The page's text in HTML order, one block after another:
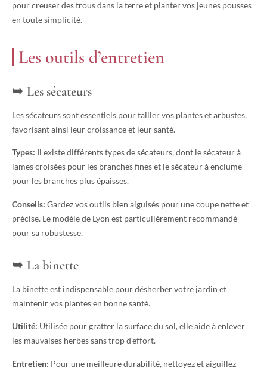
pour creuser des trous dans la terre et planter vos jeunes pousses
en toute simplicité.
Les outils d’entretien
Les sécateurs
Les sécateurs sont essentiels pour tailler vos plantes et arbustes,
favorisant ainsi leur croissance et leur santé.
Types: Il existe différents types de sécateurs, dont le sécateur à
lames croisées pour les branches fines et le sécateur à enclume
pour les branches plus épaisses.
Conseils: Gardez vos outils bien aiguisés pour une coupe nette et
précise. Le modèle de Lyon est particulièrement recommandé
pour sa robustesse.
La binette
La binette est indispensable pour désherber votre jardin et
maintenir vos plantes en bonne santé.
Utilité: Utilisée pour gratter la surface du sol, elle aide à enlever
les mauvaises herbes sans trop d’effort.
Entretien: Pour une meilleure durabilité, nettoyez et aiguillez